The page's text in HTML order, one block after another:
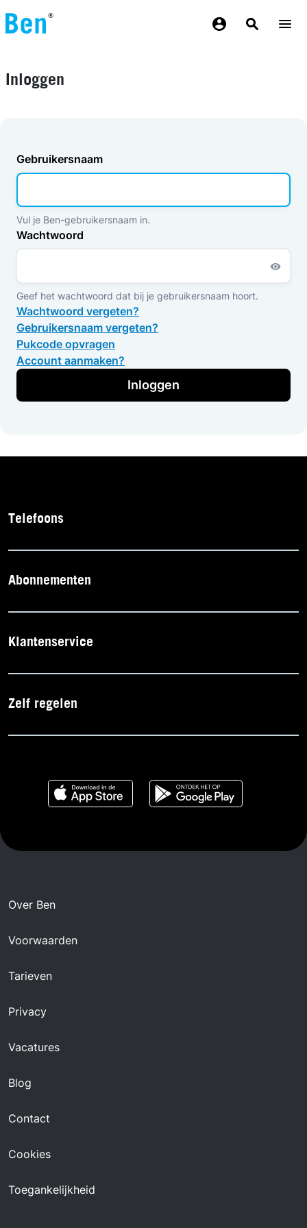
Inloggen
Gebruikersnaam
Vul je Ben-gebruikersnaam in.
Wachtwoord
Geef het wachtwoord dat bij je gebruikersnaam hoort.
Wachtwoord vergeten?
Gebruikersnaam vergeten?
Pukcode opvragen
Account aanmaken?
Inloggen
Telefoons
Abonnementen
Klantenservice
Zelf regelen
Over Ben
Voorwaarden
Tarieven
Privacy
Vacatures
Blog
Contact
Cookies
Toegankelijkheid